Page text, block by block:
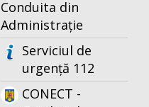
Conduita din
Administrație
Serviciul de
urgență 112
CONECT -